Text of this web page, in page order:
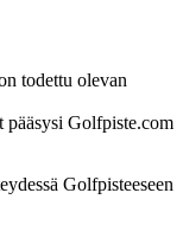
todettu olevan
pääsysi Golfpiste.com
Golfpisteeseen